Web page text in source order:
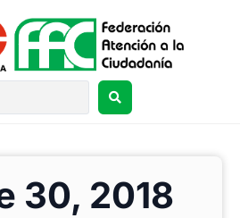
30, 2018